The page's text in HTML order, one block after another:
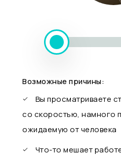
Возможные причины:
Вы просматриваете
со скоростью, намного
ожидаемую от человека
Что-то мешает